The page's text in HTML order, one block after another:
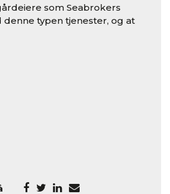
som Seabrokers
typen tjenester, og at